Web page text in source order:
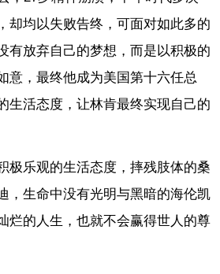
却均以失败告终，可面对如此多的
有放弃自己的梦想，而是以积极的
意，最终他成为美国第十六任总
生活态度，让林肯最终实现自己的
极乐观的生活态度，摔残肢体的桑
，生命中没有光明与黑暗的海伦凯
烂的人生，也就不会赢得世人的尊